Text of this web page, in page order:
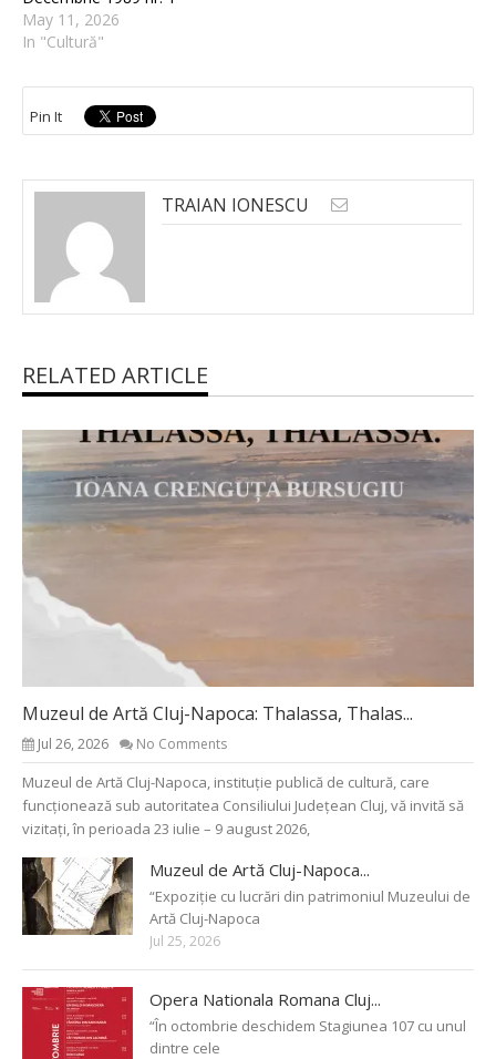
May 11, 2026
In "Cultură"
Pin It
TRAIAN IONESCU
RELATED ARTICLE
Muzeul de Artă Cluj-Napoca: Thalassa, Thalas...
Jul 26, 2026 No Comments
Muzeul de Artă Cluj-Napoca, instituție publică de cultură, care
funcționează sub autoritatea Consiliului Județean Cluj, vă invită să
vizitați, în perioada 23 iulie – 9 august 2026,
Muzeul de Artă Cluj-Napoca...
“Expoziție cu lucrări din patrimoniul Muzeului de
Artă Cluj-Napoca
Jul 25, 2026
Opera Nationala Romana Cluj...
“În octombrie deschidem Stagiunea 107 cu unul
dintre cele